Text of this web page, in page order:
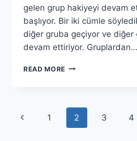
gelen grup hakiyeyi devam
başlıyor. Bir iki cümle
diğer gruba geçiyor ve diğer
devam ettiriyor. Gruplardan…
READ MORE İYI
Page
Previous
1 2 3 4